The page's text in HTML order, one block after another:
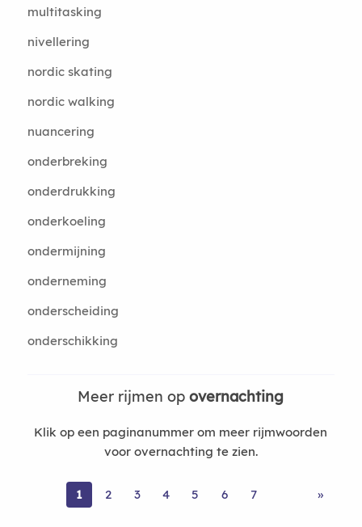
multitasking
nivellering
nordic skating
nordic walking
nuancering
onderbreking
onderdrukking
onderkoeling
ondermijning
onderneming
onderscheiding
onderschikking
Meer rijmen opovernachting
Klik op een paginanummer om meer rijmwoorden
voor overnachting te zien.
1 2 3 4 5 6 7 »